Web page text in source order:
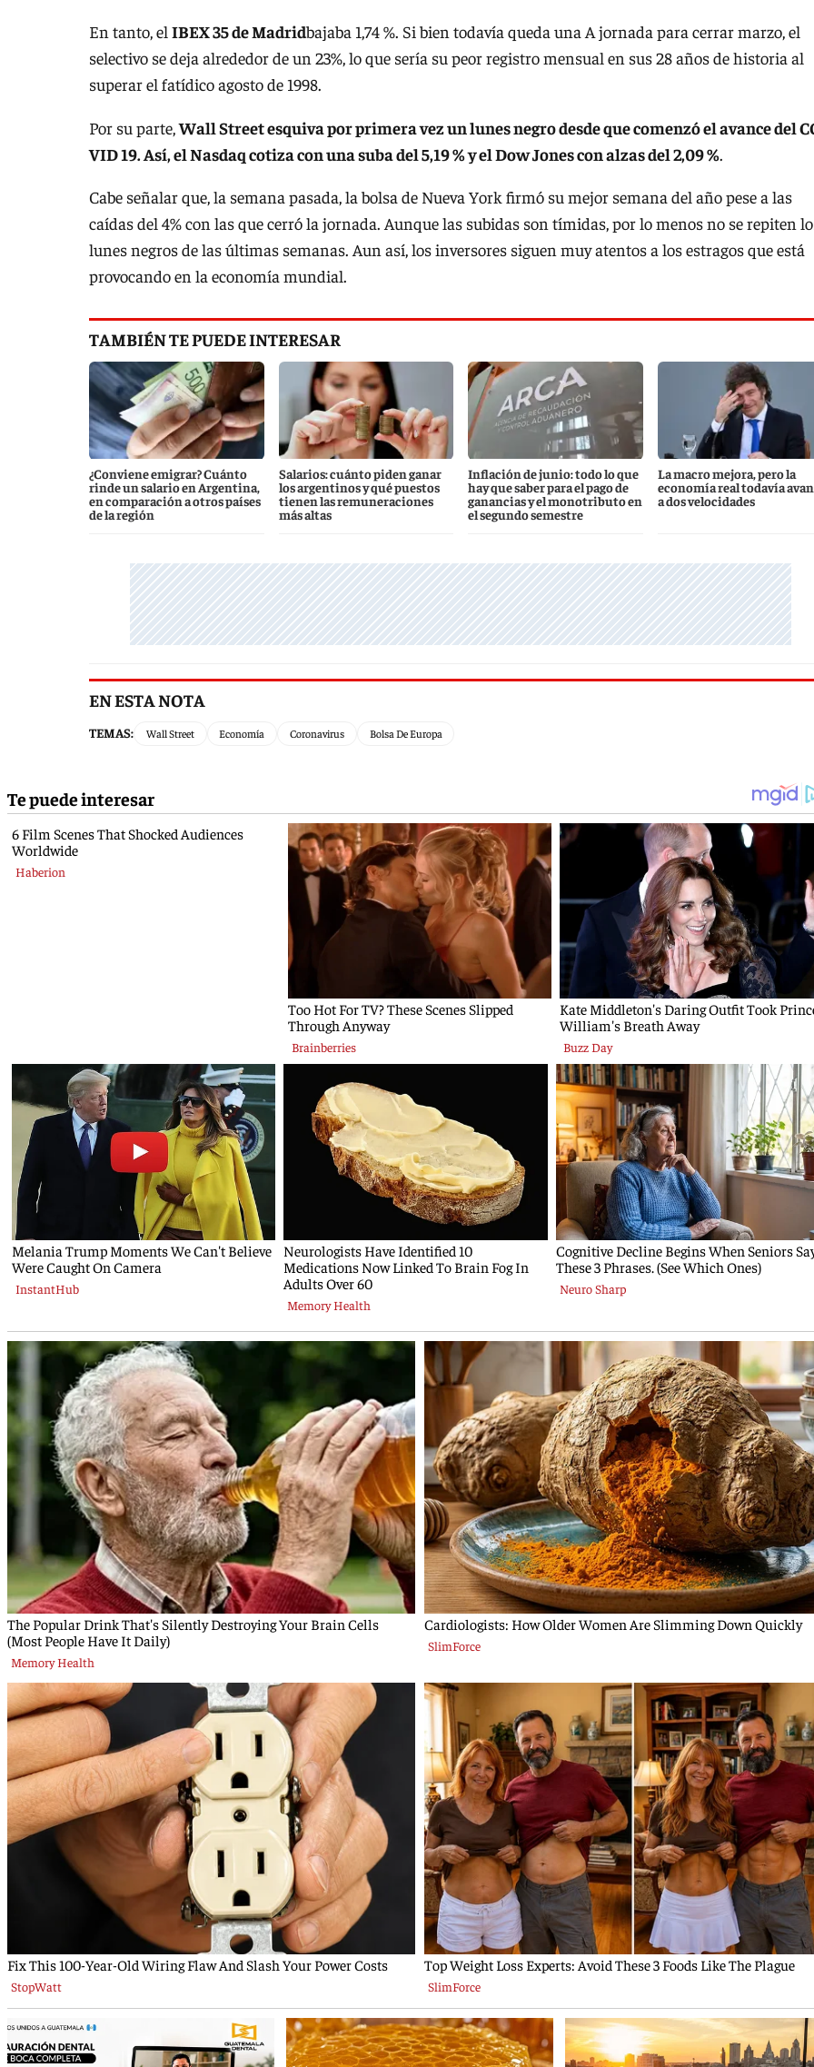
En tanto, el IBEX 35 de Madridbajaba 1,74 %. Si bien todavía queda una A jornada para cerrar marzo, el
selectivo se deja alrededor de un 23%, lo que sería su peor registro mensual en sus 28 años de historia al
superar el fatídico agosto de 1998.
Por su parte,Wall Street esquiva por primera vez un lunes negro desde que comenzó el avance del
VID 19. Así, el Nasdaq cotiza con una suba del 5,19 % y el Dow Jones con alzas del 2,09 %.
Cabe señalar que, la semana pasada, la bolsa de Nueva York firmó su mejor semana del año pese a las
caídas del 4% con las que cerró la jornada. Aunque las subidas son tímidas, por lo menos no se repiten
lunes negros de las últimas semanas. Aun así, los inversores siguen muy atentos a los estragos que está
provocando en la economía mundial.
TAMBIÉN TE PUEDE INTERESAR
¿Conviene emigrar? Cuánto
rinde un salario en Argentina,
en comparación a otros países
de la región
Salarios: cuánto piden ganar
los argentinos y qué puestos
tienen las remuneraciones
más altas
Inflación de junio: todo lo que
hay que saber para el pago de
ganancias y el monotributo en
el segundo semestre
La macro mejora, pero la
economía real todavía
a dos velocidades
EN ESTA NOTA
TEMAS: Wall Street Economía Coronavirus Bolsa De Europa